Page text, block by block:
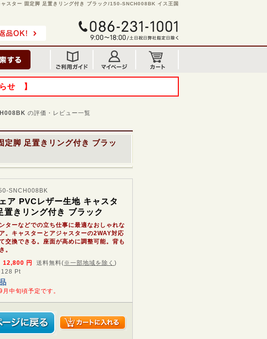
スター 固定脚 足置きリング付き ブラック/150-SNCH008BK イス王国
せ 】
の評価・レビュー一覧
脚 足置きリング付き ブラッ
SNCH008BK
ア PVCレザー生地 キャスタ
置きリング付き ブラック
ターなどでの立ち仕事に最適なおしゃれな
。キャスターとアジャスターの2WAY対応
交換できる。座面が高めに調整可能。背も
。
12,800 円 送料無料(※一部地域を除く )
128 Pt
中旬頃予定です。